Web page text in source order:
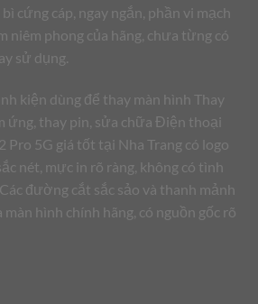
cứng cáp, ngay ngắn, phần vi mạch
niêm phong của hãng, chưa từng có
sử dụng.
kiện dùng để thay màn hình Thay
ứng, thay pin, sửa chữa Điện thoại
Pro 5G giá tốt tại Nha Trang có logo
nét, mực in rõ ràng, không có tình
đường cắt sắc sảo và thanh mảnh
màn hình chính hãng, có nguồn gốc rõ